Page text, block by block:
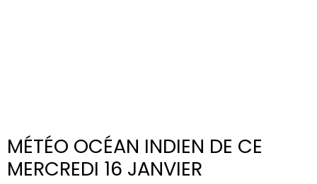
MÉTÉO OCÉAN INDIEN DE CE
MERCREDI 16 JANVIER